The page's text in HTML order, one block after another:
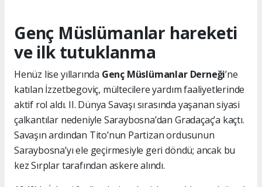
Genç Müslümanlar hareketi
ve ilk tutuklanma
Henüz lise yıllarında Genç Müslümanlar Derneği’ne
katılan İzzetbegoviç, mültecilere yardım faaliyetlerinde
aktif rol aldı. II. Dünya Savaşı sırasında yaşanan siyasi
çalkantılar nedeniyle Saraybosna’dan Gradaçaç’a kaçtı.
Savaşın ardından Tito’nun Partizan ordusunun
Saraybosna’yı ele geçirmesiyle geri döndü; ancak bu
kez Sırplar tarafından askere alındı.